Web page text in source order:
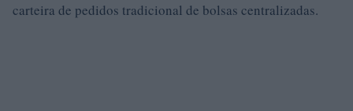
carteira de pedidos tradicional de bolsas centralizadas.